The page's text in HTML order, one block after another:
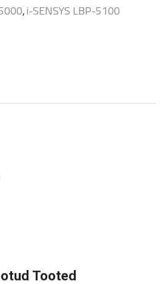
,i-SENSYS LBP-5100
Tooted